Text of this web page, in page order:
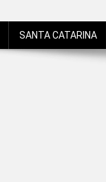
SANTA CATARINA